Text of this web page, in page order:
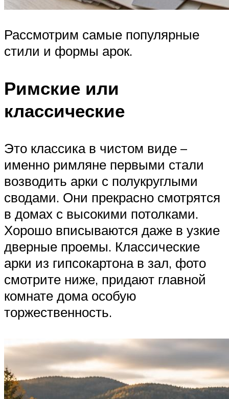
Рассмотрим самые популярные
стили и формы арок.
Римские или
классические
Это классика в чистом виде –
именно римляне первыми стали
возводить арки с полукруглыми
сводами. Они прекрасно смотрятся
в домах с высокими потолками.
Хорошо вписываются даже в узкие
дверные проемы. Классические
арки из гипсокартона в зал, фото
смотрите ниже, придают главной
комнате дома особую
торжественность.